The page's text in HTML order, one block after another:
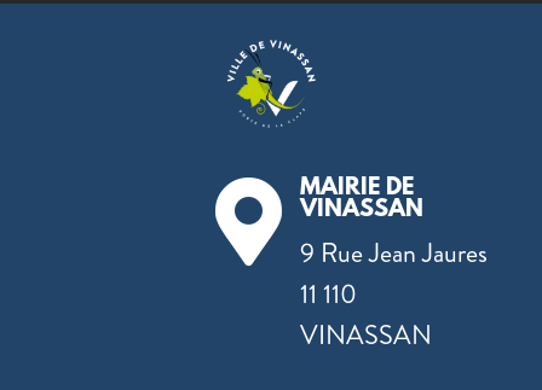

MAIRIE DE
VINASSAN
9 Rue Jean Jaures
11 110
VINASSAN